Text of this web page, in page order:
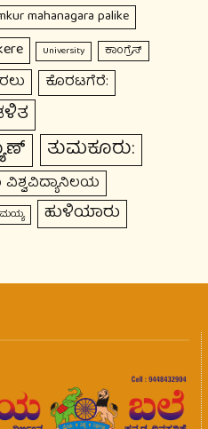
mahanagara palike
University ಕಾಂಗ್ರೆಸ್
ಕೊರಟಗೆರೆ:
ತುಮಕೂರು:
ವಿಶ್ವವಿದ್ಯಾನಿಲಯ
ಹುಳಿಯಾರು